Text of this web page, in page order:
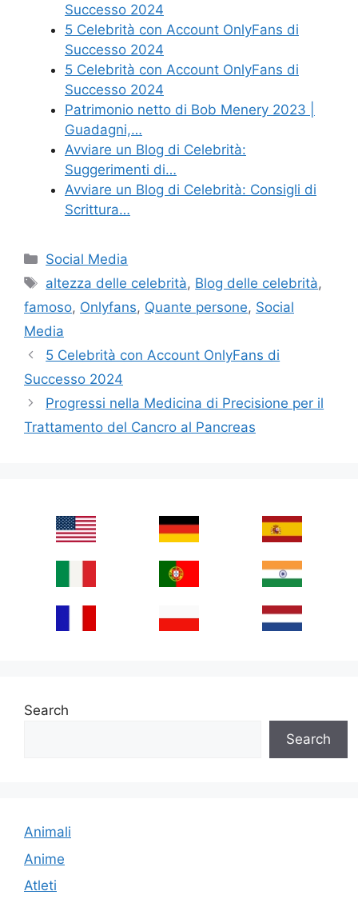
Successo 2024
5 Celebrità con Account OnlyFans di
Successo 2024
5 Celebrità con Account OnlyFans di
Successo 2024
Patrimonio netto di Bob Menery 2023 |
Guadagni,…
Avviare un Blog di Celebrità:
Suggerimenti di…
Avviare un Blog di Celebrità: Consigli di
Scrittura…
Categories
Social Media
Tags
altezza delle celebrità, Blog delle celebrità,
famoso, Onlyfans, Quante persone, Social
Media
5 Celebrità con Account OnlyFans di
Successo 2024
Progressi nella Medicina di Precisione per il
Trattamento del Cancro al Pancreas
Search
Search
Animali
Anime
Atleti